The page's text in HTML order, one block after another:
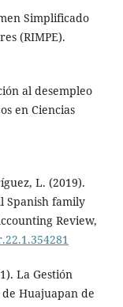
Simplificado
(RIMPE).
al desempleo
en Ciencias
L. (2019).
Spanish family
Review,
La Gestión
Huajuapan de